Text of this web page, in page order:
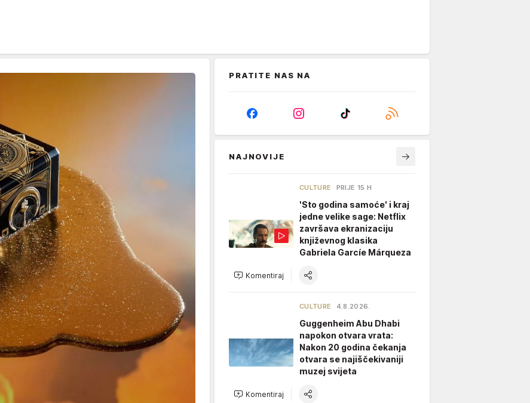
PRATITE NAS NA
NAJNOVIJE
CULTURE PRIJE 15 H
'Sto godina samoće' i kraj
jedne velike sage: Netflix
završava ekranizaciju
književnog klasika
Gabriela Garcíe Márqueza
Komentiraj
CULTURE 4.8.2026.
Guggenheim Abu Dhabi
napokon otvara vrata:
Nakon 20 godina čekanja
otvara se najiščekivaniji
muzej svijeta
Komentiraj